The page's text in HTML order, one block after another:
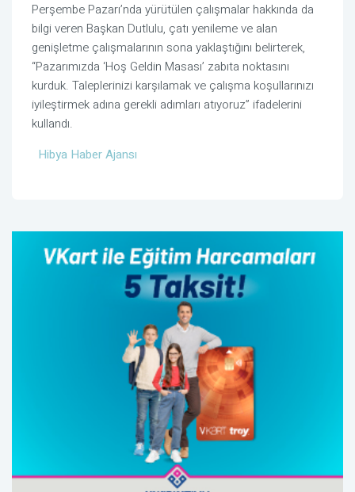
Perşembe Pazarı’nda yürütülen çalışmalar hakkında da
bilgi veren Başkan Dutlulu, çatı yenileme ve alan
genişletme çalışmalarının sona yaklaştığını belirterek,
“Pazarımızda ‘Hoş Geldin Masası’ zabıta noktasını
kurduk. Taleplerinizi karşılamak ve çalışma koşullarınızı
iyileştirmek adına gerekli adımları atıyoruz” ifadelerini
kullandı.
Hibya Haber Ajansı